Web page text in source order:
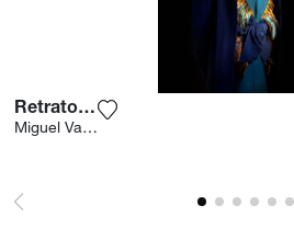
Retrato 45
Miguel Vallinas